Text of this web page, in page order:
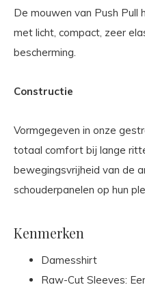
De mouwen van Push Pull
met licht, compact, zeer
bescherming.
Constructie
Vormgegeven in onze
totaal comfort bij lange
bewegingsvrijheid van de
schouderpanelen op hun
Kenmerken
Damesshirt
Raw-Cut Sleeves: